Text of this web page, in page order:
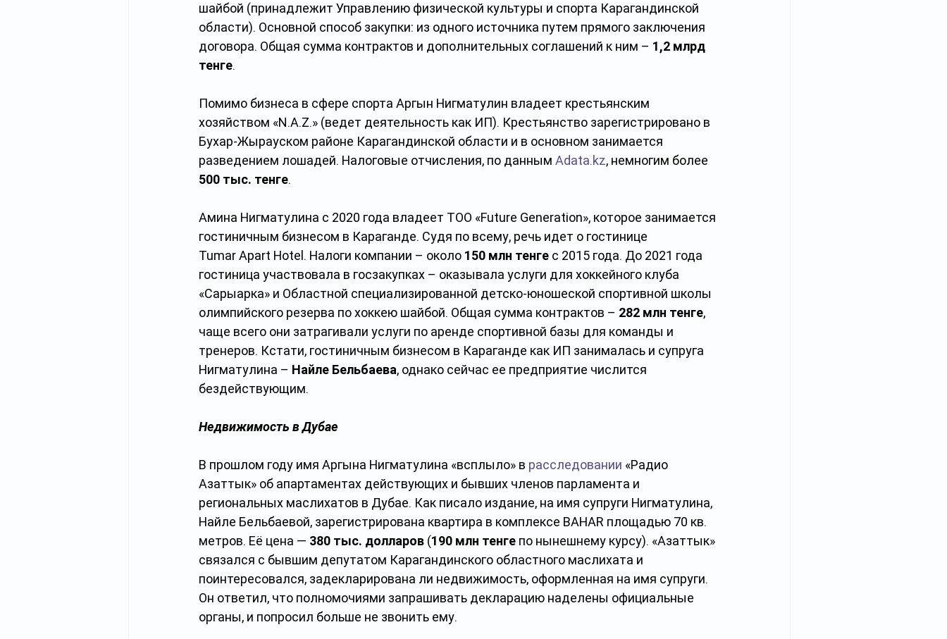
шайбой (принадлежит Управлению физической культуры и спорта Карагандинской
области). Основной способ закупки: из одного источника путем прямого заключения
договора. Общая сумма контрактов и дополнительных соглашений к ним – 1,2 млрд
тенге.
Помимо бизнеса в сфере спорта Аргын Нигматулин владеет крестьянским
хозяйством «N.A.Z.» (ведет деятельность как ИП). Крестьянство зарегистрировано в
Бухар-Жырауском районе Карагандинской области и в основном занимается
разведением лошадей. Налоговые отчисления, по данным Adata.kz, немногим более
500 тыс. тенге.
Амина Нигматулина с 2020 года владеет ТОО «Future Generation», которое занимается
гостиничным бизнесом в Караганде. Судя по всему, речь идет о гостинице
Tumar Apart Hotel. Налоги компании – около 150 млн тенге с 2015 года. До 2021 года
гостиница участвовала в госзакупках – оказывала услуги для хоккейного клуба
«Сарыарка» и Областной специализированной детско-юношеской спортивной школы
олимпийского резерва по хоккею шайбой. Общая сумма контрактов – 282 млн тенге,
чаще всего они затрагивали услуги по аренде спортивной базы для команды и
тренеров. Кстати, гостиничным бизнесом в Караганде как ИП занималась и супруга
Нигматулина – Найле Бельбаева, однако сейчас ее предприятие числится
бездействующим.
Недвижимость в Дубае
В прошлом году имя Аргына Нигматулина «всплыло» в расследовании «Радио
Азаттык» об апартаментах действующих и бывших членов парламента и
региональных маслихатов в Дубае. Как писало издание, на имя супруги Нигматулина,
Найле Бельбаевой, зарегистрирована квартира в комплексе BAHAR площадью 70 кв.
метров. Её цена — 380 тыс. долларов (190 млн тенге по нынешнему курсу). «Азаттык»
связался с бывшим депутатом Карагандинского областного маслихата и
поинтересовался, задекларирована ли недвижимость, оформленная на имя супруги.
Он ответил, что полномочиями запрашивать декларацию наделены официальные
органы, и попросил больше не звонить ему.